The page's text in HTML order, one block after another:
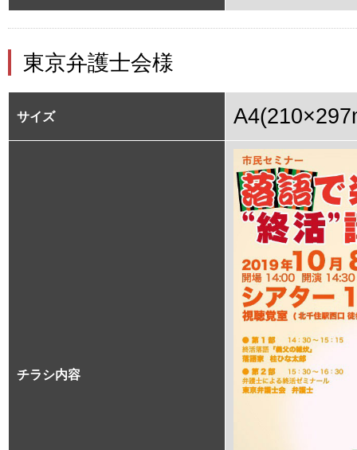
東京弁護士会様
サイズ
チラシ内容